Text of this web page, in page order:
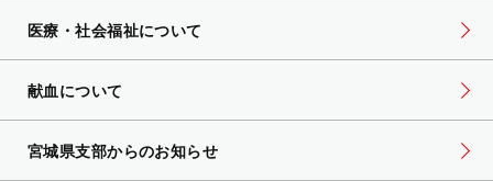
医療・社会福祉について
献血について
宮城県支部からのお知らせ